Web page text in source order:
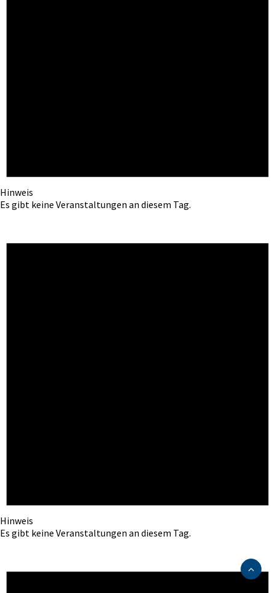
Hinweis
Es gibt keine Veranstaltungen an diesem Tag.
Hinweis
Es gibt keine Veranstaltungen an diesem Tag.